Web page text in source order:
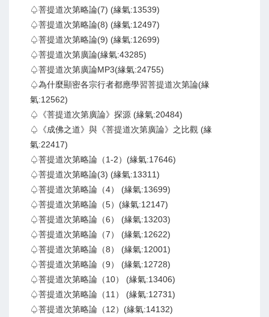
♤菩提道次第略論(7) (緣氣:13539)
♤菩提道次第略論(8) (緣氣:12497)
♤菩提道次第略論(9) (緣氣:12699)
♤菩提道次第廣論(緣氣:43285)
♤菩提道次第廣論MP3(緣氣:24755)
♤為什麼顯密各宗行者都應學習菩提道次第論(緣
氣:12562)
♤《菩提道次第廣論》探源 (緣氣:20484)
♤《成佛之道》與《菩提道次第廣論》之比觀 (緣
氣:22417)
♤菩提道次第略論（1-2）(緣氣:17646)
♤菩提道次第略論(3) (緣氣:13311)
♤菩提道次第略論（4） (緣氣:13699)
♤菩提道次第略論（5）(緣氣:12147)
♤菩提道次第略論（6） (緣氣:13203)
♤菩提道次第略論（7） (緣氣:12622)
♤菩提道次第略論（8） (緣氣:12001)
♤菩提道次第略論（9） (緣氣:12728)
♤菩提道次第略論（10） (緣氣:13406)
♤菩提道次第略論（11） (緣氣:12731)
♤菩提道次第略論（12）(緣氣:14132)